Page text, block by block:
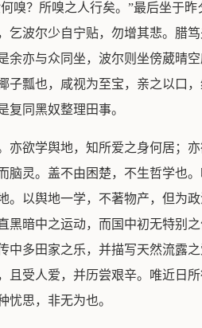
嗅？所嗅之人行矣。”最后坐于
波尔少自宁贴，勿增其悲。腊笃
亦与众同坐，波尔则坐傍葳晴
瓢也，咸视为至宝，亲之以口
同黑奴整理田事。
欲学舆地，知所爱之身何居；
灵。盖不由困楚，不生哲学也
以舆地一学，不著物产，但为
暗中之运动，而国中初无特别之
多田家之乐，并描写天然流露
受人爱，并历尝艰辛。唯近日所
思，非无为也。